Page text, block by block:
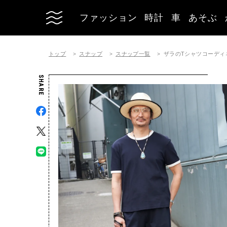
ファッション 時計 車 あそぶ
トップ スナップ スナップ一覧 ザラのTシャツコーデ
SHARE